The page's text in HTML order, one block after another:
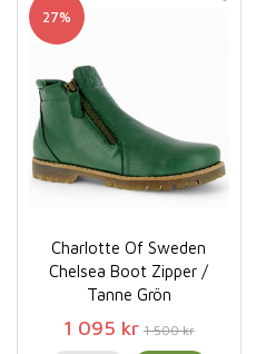
27%
Charlotte Of Sweden
Chelsea Boot Zipper /
Tanne Grön
1 095 kr 1 500 kr